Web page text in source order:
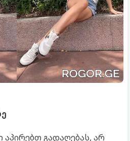
გადაღებას, არ